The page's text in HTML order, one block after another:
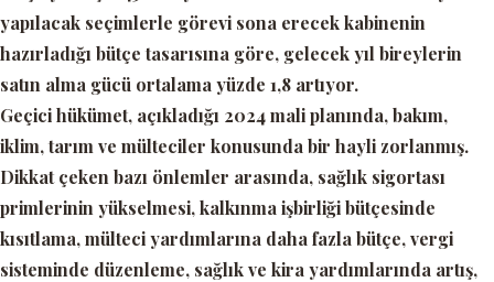
yapılacak seçimlerle görevi sona erecek kabinenin
hazırladığı bütçe tasarısına göre, gelecek yıl bireylerin
satın alma gücü ortalama yüzde 1,8 artıyor.
Geçici hükümet, açıkladığı 2024 mali planında, bakım,
iklim, tarım ve mülteciler konusunda bir hayli zorlanmış.
Dikkat çeken bazı önlemler arasında, sağlık sigortası
primlerinin yükselmesi, kalkınma işbirliği bütçesinde
kısıtlama, mülteci yardımlarına daha fazla bütçe, vergi
sisteminde düzenleme, sağlık ve kira yardımlarında artış,